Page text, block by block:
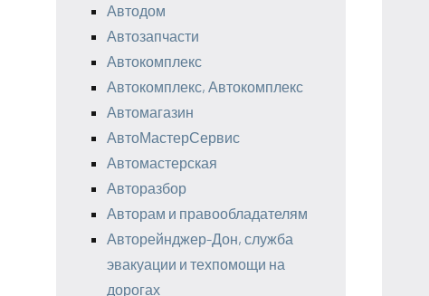
Автодом
Автозапчасти
Автокомплекс
Автокомплекс, Автокомплекс
Автомагазин
АвтоМастерСервис
Автомастерская
Авторазбор
Авторам и правообладателям
Авторейнджер-Дон, служба
эвакуации и техпомощи на
дорогах